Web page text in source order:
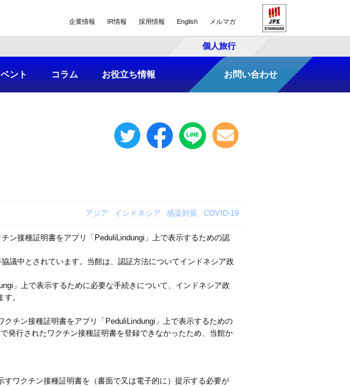
企業情報 IR情報 採用情報 English メルマガ
個人旅行
ント コラム お役立ち情報 お問い合わせ
アジア インドネシア 感染対策 COVID-19
ン接種証明書をアプリ「PeduliLindungi」上で表示するための認
議中とされています。当館は、認証方法についてインドネシア政
」上で表示するために必要な手続きについて、インドネシア政
。
チン接種証明書をアプリ「PeduliLindungi」上で表示するための
発行されたワクチン接種証明書を登録できなかったため、当館か
ワクチン接種証明書を（書面で又は電子的に）提示する必要が